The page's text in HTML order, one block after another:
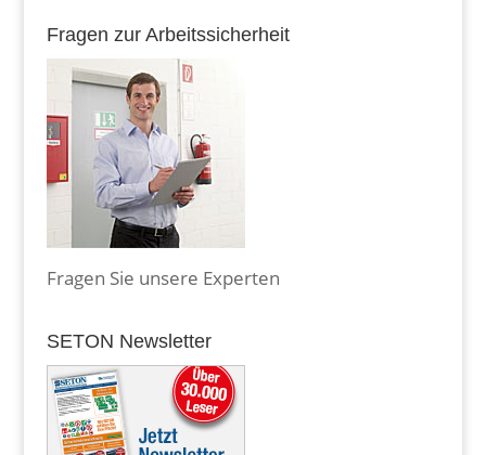
Fragen zur Arbeitssicherheit
Fragen Sie unsere Experten
SETON Newsletter